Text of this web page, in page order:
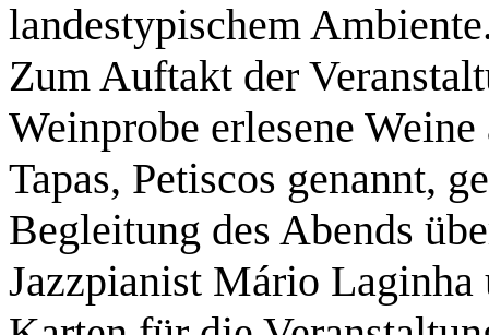
landestypischem
Zum Auftakt der
Weinprobe erlesene
Tapas, Petiscos genannt,
Begleitung des Abends
Jazzpianist Mário